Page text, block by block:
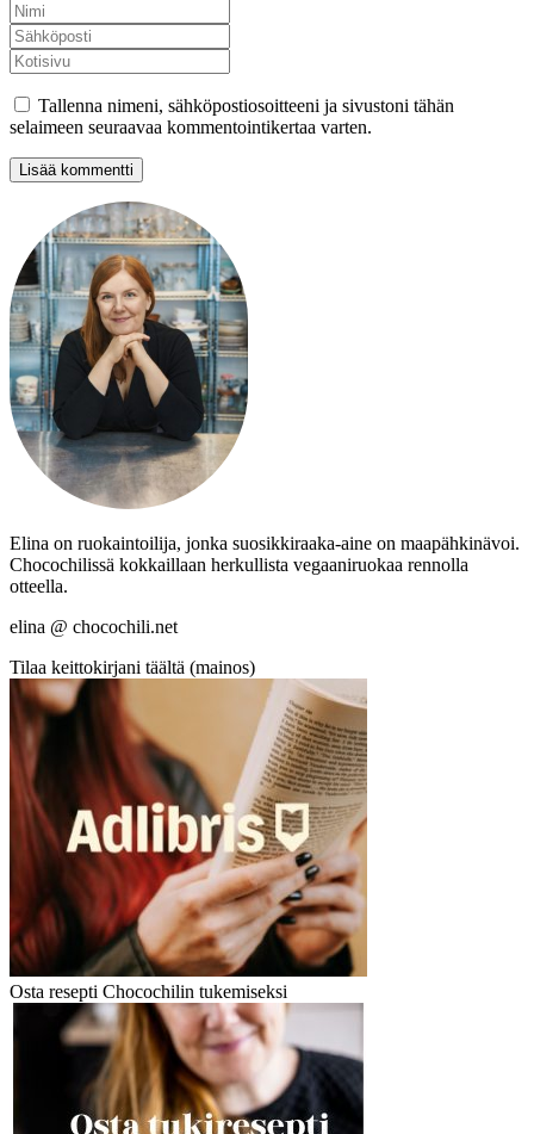
Tallenna nimeni, sähköpostiosoitteeni ja sivustoni tähän
selaimeen seuraavaa kommentointikertaa varten.
Elina on ruokaintoilija, jonka suosikkiraaka-aine on maapähkinävoi.
Chocochilissä kokkaillaan herkullista vegaaniruokaa rennolla
otteella.
elina @ chocochili.net
Tilaa keittokirjani täältä (mainos)
Osta resepti Chocochilin tukemiseksi